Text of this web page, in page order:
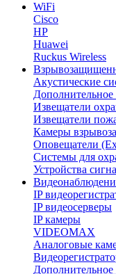
WiFi
Cisco
HP
Huawei
Ruckus Wireless
Акустические
Извещатели
Извещатели
Камеры
Оповещатели
Системы для
Устройства
IP
IP видеосерверы
IP камеры
VIDEOMAX
Аналоговые